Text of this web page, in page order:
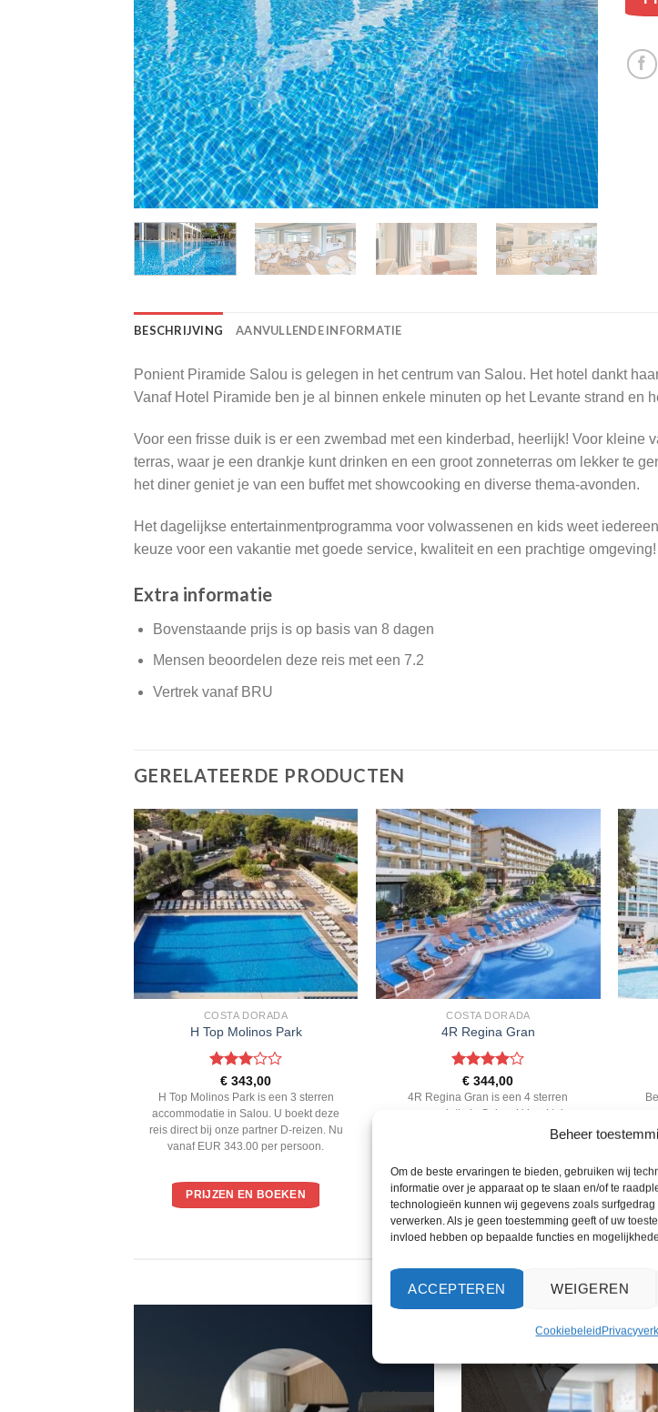
Beheer
Om de beste ervaringen te bieden, gebruiken wij
informatie over je apparaat op te slaan en/of te
technologieën kunnen wij gegevens zoals surfgedrag
verwerken. Als je geen toestemming geeft of uw
invloed hebben op bepaalde functies en
ACCEPTEREN WEIGEREN
Cookiebeleid
BESCHRIJVING AANVULLENDE INFORMATIE
Ponient Piramide Salou is gelegen in het centrum van Salou. Het hotel dankt
Vanaf Hotel Piramide ben je al binnen enkele minuten op het Levante strand en
Voor een frisse duik is er een zwembad met een kinderbad, heerlijk! Voor kleine
terras, waar je een drankje kunt drinken en een groot zonneterras om lekker te
het diner geniet je van een buffet met showcooking en diverse thema-avonden.
Het dagelijkse entertainmentprogramma voor volwassenen en kids weet
keuze voor een vakantie met goede service, kwaliteit en een prachtige omgeving!
Extra informatie
Bovenstaande prijs is op basis van 8 dagen
Mensen beoordelen deze reis met een 7.2
Vertrek vanaf BRU
GERELATEERDE PRODUCTEN
COSTA DORADA
H Top Molinos Park
Gewaardeerd
3uit 5
€ 343,00
H Top Molinos Park is een 3 sterren
accommodatie in Salou. U boekt deze
reis direct bij onze partner D-reizen. Nu
vanaf EUR 343.00 per persoon.
PRIJZEN EN BOEKEN
COSTA DORADA
4R Regina Gran
Gewaardeerd
4uit 5
€ 344,00
4R Regina Gran is een 4 sterren
accommodatie in Salou. U boekt deze
reis direct bij onze partner D-reizen. Nu
PRIJZEN EN BOEKEN
reis